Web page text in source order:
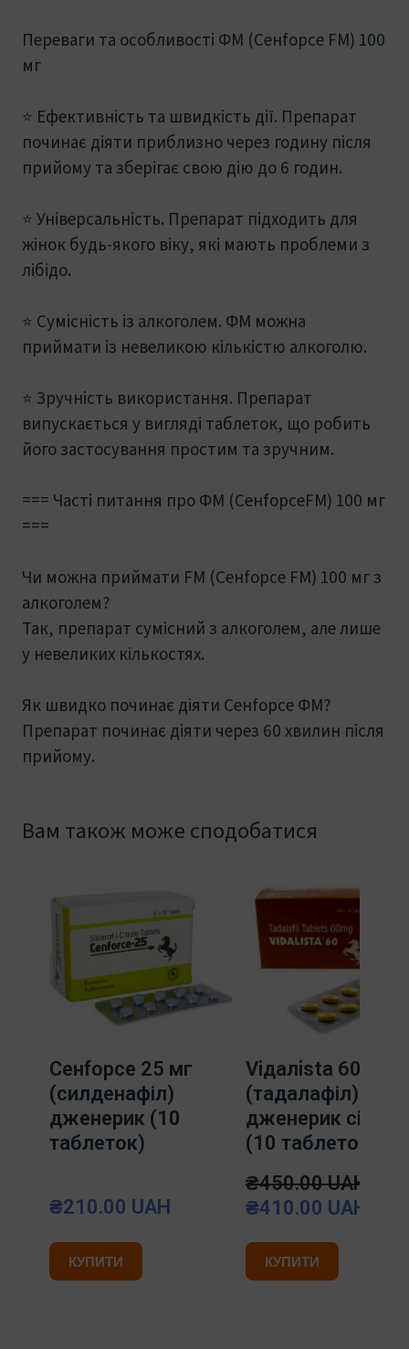
Переваги та особливості ФМ (Ceнfорce FM) 100
мг
⭐ Ефективність та швидкість дії. Препарат
починає діяти приблизно через годину після
прийому та зберігає свою дію до 6 годин.
⭐ Універсальність. Препарат підходить для
жінок будь-якого віку, які мають проблеми з
лібідо.
⭐ Сумісність із алкоголем. ФМ можна
приймати із невеликою кількістю алкоголю.
⭐ Зручність використання. Препарат
випускається у вигляді таблеток, що робить
його застосування простим та зручним.
=== Часті питання про ФМ (CeнfорceFM) 100 мг
===
Чи можна приймати FM (Ceнfорce FM) 100 мг з
алкоголем?
Так, препарат сумісний з алкоголем, але лише
у невеликих кількостях.
Як швидко починає діяти Ceнfорce ФМ?
Препарат починає діяти через 60 хвилин після
прийому.
Вам також може сподобатися
Ceнfорce 25 мг
(силденафіл)
дженерик (10
таблеток)
₴210.00 UAH
КУПИТИ
Viдaлista 60 мг
(тадалафіл)
дженерик сіаліс
(10 таблеток)
₴450.00 UAH
₴410.00 UAH
КУПИТИ